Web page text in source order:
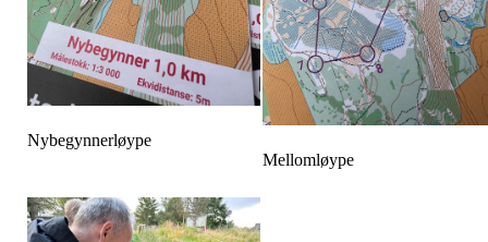
Nybegynnerløype
Mellomløype